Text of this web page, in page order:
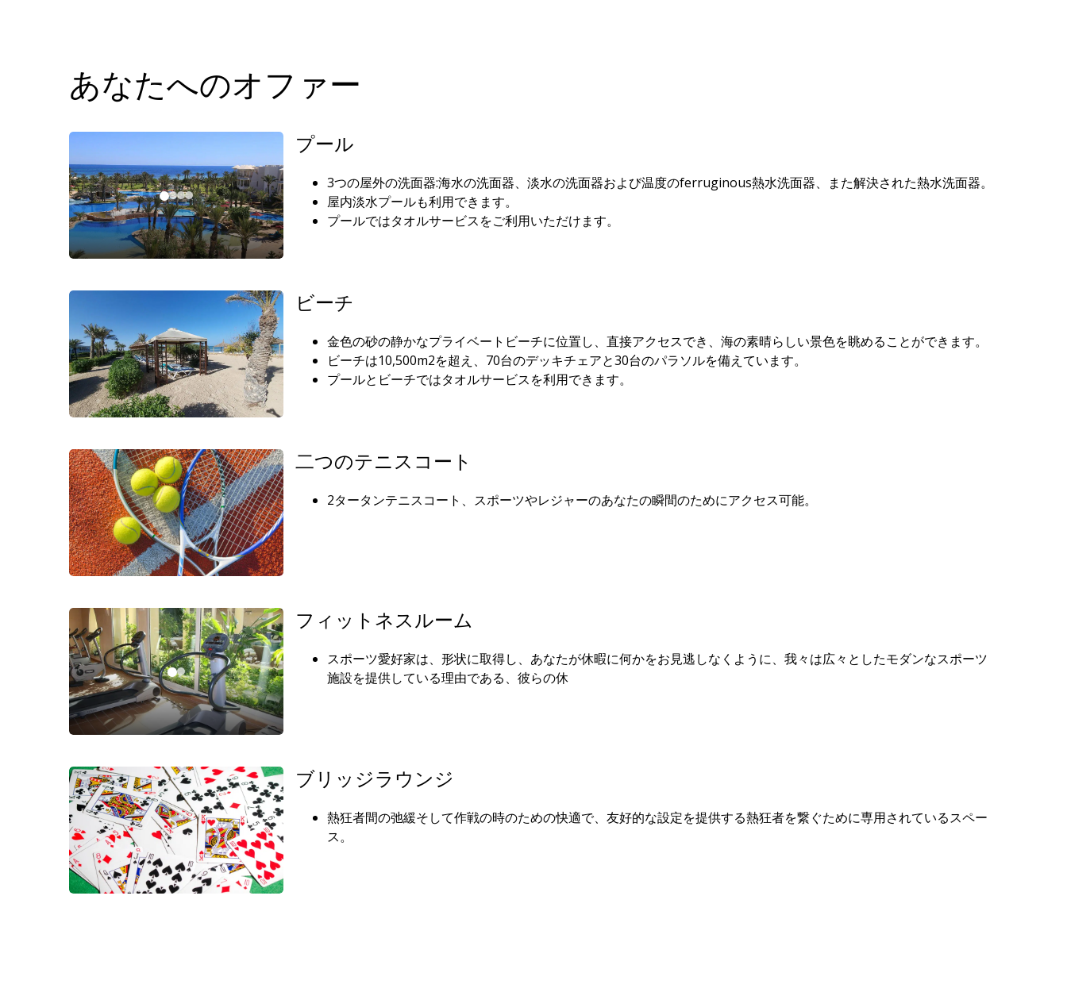
あなたへのオファー
プール
3つの屋外の洗面器:海水の洗面器、淡水の洗面器および温度のferruginous熱水洗面器、また解決された熱水洗面器。
屋内淡水プールも利用できます。
プールではタオルサービスをご利用いただけます。
ビーチ
金色の砂の静かなプライベートビーチに位置し、直接アクセスでき、海の素晴らしい景色を眺めることができます。
ビーチは10,500m2を超え、70台のデッキチェアと30台のパラソルを備えています。
プールとビーチではタオルサービスを利用できます。
二つのテニスコート
2タータンテニスコート、スポーツやレジャーのあなたの瞬間のためにアクセス可能。
フィットネスルーム
スポーツ愛好家は、形状に取得し、あなたが休暇に何かをお見逃しなくように、我々は広々としたモダンなスポーツ
施設を提供している理由である、彼らの休
ブリッジラウンジ
熱狂者間の弛緩そして作戦の時のための快適で、友好的な設定を提供する熱狂者を繋ぐために専用されているスペー
ス。